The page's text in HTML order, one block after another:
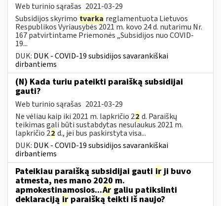
Web turinio sąrašas 2021-03-29
Subsidijos skyrimo tvarka reglamentuota Lietuvos
Respublikos Vyriausybės 2021 m. kovo 24 d. nutarimu Nr.
167 patvirtintame Priemonės „Subsidijos nuo COVID-
19...
DUK: DUK - COVID-19 subsidijos savarankiškai
dirbantiems
(N) Kada turiu pateikti paraišką subsidijai
gauti?
Web turinio sąrašas 2021-03-29
Ne vėliau kaip iki 2021 m. lapkričio 22 d. Paraiškų
teikimas gali būti sustabdytas nesulaukus 2021 m.
lapkričio 22 d., jei bus paskirstyta visa...
DUK: DUK - COVID-19 subsidijos savarankiškai
dirbantiems
Pateikiau paraišką subsidijai gauti irji buvo
atmesta, nes mano 2020 m.
apmokestinamosios...Ar galiu patikslinti
deklaraciją ir paraišką teikti iš naujo?